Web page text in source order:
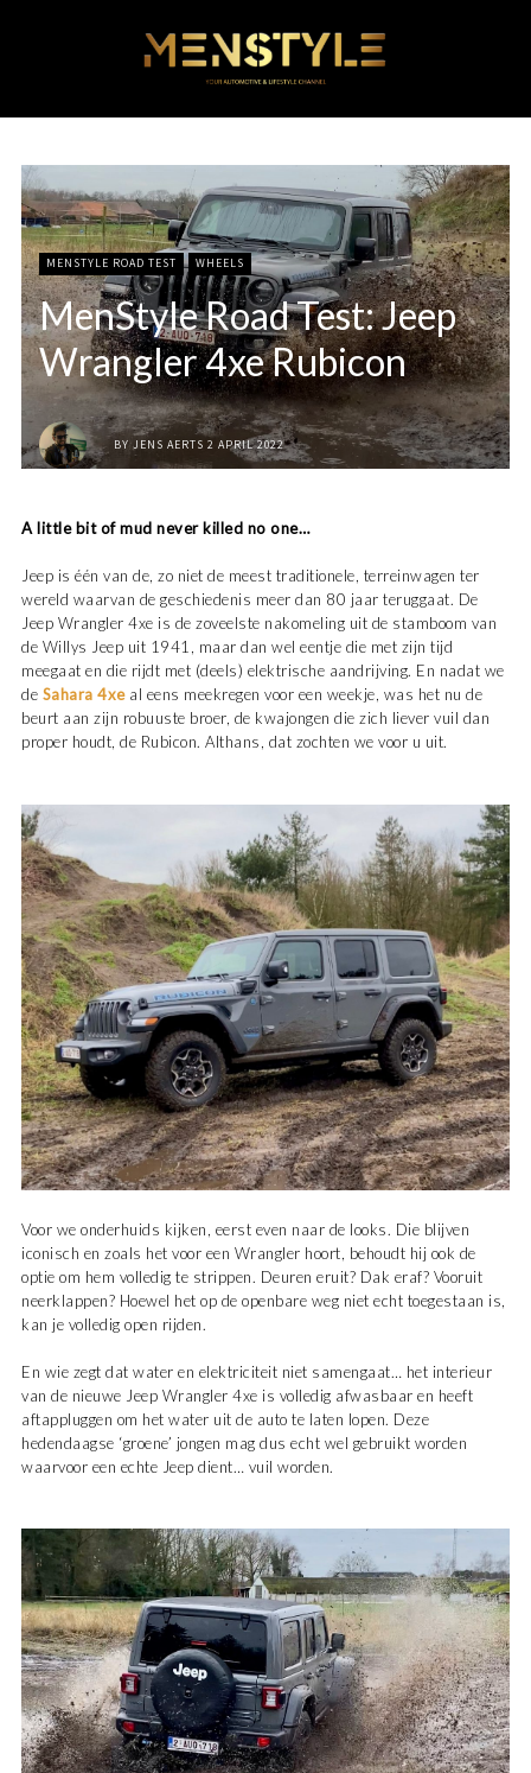
MENSTYLE ROAD TEST WHEELS
MenStyle Road Test: Jeep
Wrangler 4xe Rubicon
BY JENS AERTS 2 APRIL 2022
A little bit of mud never killed no one…
Jeep is één van de, zo niet de meest traditionele, terreinwagen ter
wereld waarvan de geschiedenis meer dan 80 jaar teruggaat. De
Jeep Wrangler 4xe is de zoveelste nakomeling uit de stamboom van
de Willys Jeep uit 1941, maar dan wel eentje die met zijn tijd
meegaat en die rijdt met (deels) elektrische aandrijving. En nadat we
de Sahara 4xeal eens meekregen voor een weekje, was het nu de
beurt aan zijn robuuste broer, de kwajongen die zich liever vuil dan
proper houdt, de Rubicon. Althans, dat zochten we voor u uit.
Voor we onderhuids kijken, eerst even naar de looks. Die blijven
iconisch en zoals het voor een Wrangler hoort, behoudt hij ook de
optie om hem volledig te strippen. Deuren eruit? Dak eraf? Vooruit
neerklappen? Hoewel het op de openbare weg niet echt toegestaan is,
kan je volledig open rijden.
En wie zegt dat water en elektriciteit niet samengaat… het interieur
van de nieuwe Jeep Wrangler 4xe is volledig afwasbaar en heeft
aftappluggen om het water uit de auto te laten lopen. Deze
hedendaagse ‘groene’ jongen mag dus echt wel gebruikt worden
waarvoor een echte Jeep dient… vuil worden.